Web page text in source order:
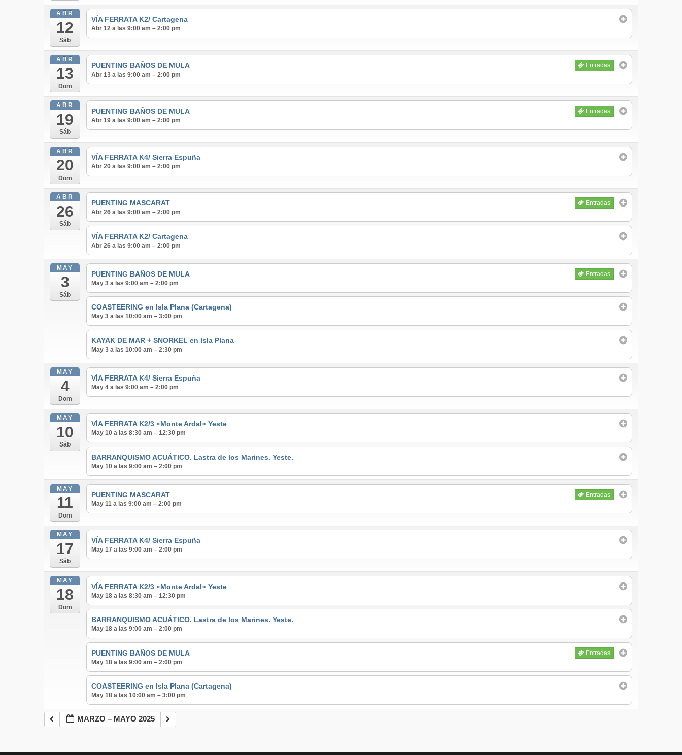
ABR
12
Sáb
VÍA FERRATA K2/ Cartagena
Abr 12 a las 9:00 am – 2:00 pm
ABR
13
Dom
PUENTING BAÑOS DE MULA
Entradas
Abr 13 a las 9:00 am – 2:00 pm
ABR
19
Sáb
PUENTING BAÑOS DE MULA
Entradas
Abr 19 a las 9:00 am – 2:00 pm
ABR
20
Dom
VÍA FERRATA K4/ Sierra Espuña
Abr 20 a las 9:00 am – 2:00 pm
ABR
26
Sáb
PUENTING MASCARAT
Entradas
Abr 26 a las 9:00 am – 2:00 pm
VÍA FERRATA K2/ Cartagena
Abr 26 a las 9:00 am – 2:00 pm
MAY
3
Sáb
PUENTING BAÑOS DE MULA
Entradas
May 3 a las 9:00 am – 2:00 pm
COASTEERING en Isla Plana (Cartagena)
May 3 a las 10:00 am – 3:00 pm
KAYAK DE MAR + SNORKEL en Isla Plana
May 3 a las 10:00 am – 2:30 pm
MAY
4
Dom
VÍA FERRATA K4/ Sierra Espuña
May 4 a las 9:00 am – 2:00 pm
MAY
10
Sáb
VÍA FERRATA K2/3 «Monte Ardal» Yeste
May 10 a las 8:30 am – 12:30 pm
BARRANQUISMO ACUÁTICO. Lastra de los Marines. Yeste.
May 10 a las 9:00 am – 2:00 pm
MAY
11
Dom
PUENTING MASCARAT
Entradas
May 11 a las 9:00 am – 2:00 pm
MAY
17
Sáb
VÍA FERRATA K4/ Sierra Espuña
May 17 a las 9:00 am – 2:00 pm
MAY
18
Dom
VÍA FERRATA K2/3 «Monte Ardal» Yeste
May 18 a las 8:30 am – 12:30 pm
BARRANQUISMO ACUÁTICO. Lastra de los Marines. Yeste.
May 18 a las 9:00 am – 2:00 pm
PUENTING BAÑOS DE MULA
Entradas
May 18 a las 9:00 am – 2:00 pm
COASTEERING en Isla Plana (Cartagena)
May 18 a las 10:00 am – 3:00 pm
MARZO – MAYO 2025